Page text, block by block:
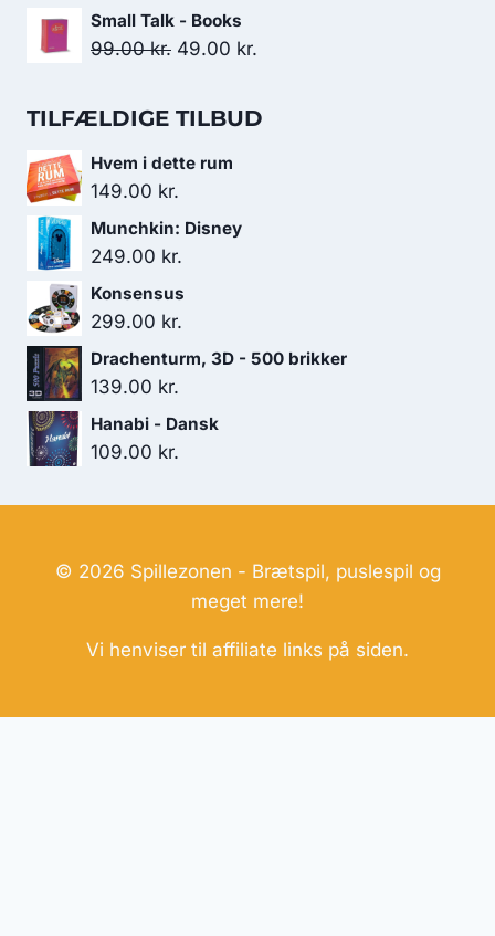
179.00 kr..
oprindelige
pris
Small Talk - Books
99.00kr. Den
pris
99.00 kr..
49.00 kr.
pris
TILFÆLDIGE TILBUD
Hvem i dette rum
149.00 kr.
Munchkin: Disney
249.00 kr.
Konsensus
299.00 kr.
Drachenturm, 3D - 500 brikker
139.00 kr.
Hanabi - Dansk
109.00 kr.
© 2026 Spillezonen - Brætspil, puslespil og
meget mere!
Vi henviser til affiliate links på siden.